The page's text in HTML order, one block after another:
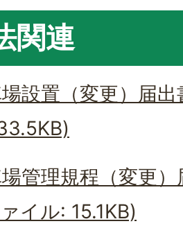
関連
設置（変更）届
管理規程（変更
イル: 15.1KB)